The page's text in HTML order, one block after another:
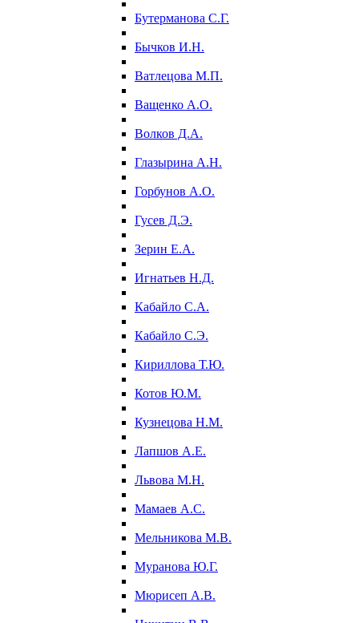
Бутерманова С.Г.
Бычков И.Н.
Ватлецова М.П.
Ващенко А.О.
Волков Д.А.
Глазырина А.Н.
Горбунов А.О.
Гусев Д.Э.
Зерин Е.А.
Игнатьев Н.Д.
Кабайло С.А.
Кабайло С.Э.
Кириллова Т.Ю.
Котов Ю.М.
Кузнецова Н.М.
Лапшов А.Е.
Львова М.Н.
Мамаев А.С.
Мельникова М.В.
Муранова Ю.Г.
Мюрисеп А.В.